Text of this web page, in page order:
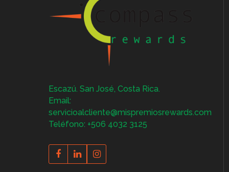
Escazú. San José, Costa Rica.
Email:
servicioalcliente@mispremiosrewards.com
Teléfono: +506 4032 3125